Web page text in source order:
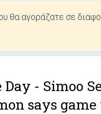
θα αγοράζατε σε
Day - Simoo
says